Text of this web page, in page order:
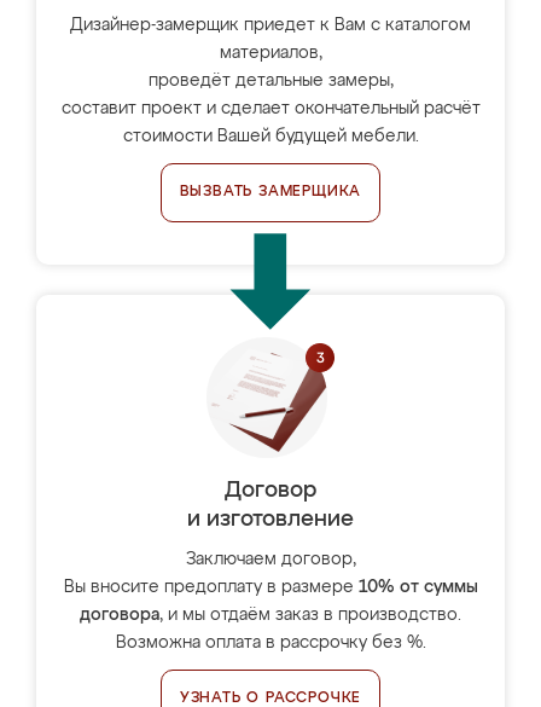
Дизайнер-замерщик приедет к Вам с каталогом
материалов,
проведёт детальные замеры,
составит проект и сделает окончательный расчёт
стоимости Вашей будущей мебели.
ВЫЗВАТЬ ЗАМЕРЩИКА
Договор
и изготовление
Заключаем договор,
Вы вносите предоплату в размере 10% от суммы
договора, и мы отдаём заказ в производство.
Возможна оплата в рассрочку без %.
УЗНАТЬ О РАССРОЧКЕ